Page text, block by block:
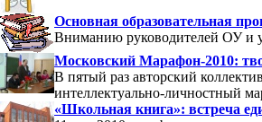
Основная образовательная
Вниманию руководителей ОУ и
Московский Марафон-2010:
В пятый раз авторский
интеллектуально-личностный
«Школьная книга»: встреча